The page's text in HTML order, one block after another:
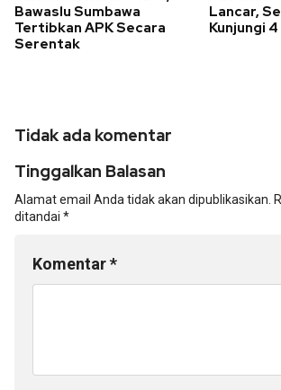
Bawaslu Sumbawa
Tertibkan APK Secara
Serentak
Lancar,
Kunjungi 4
Tidak ada komentar
Tinggalkan Balasan
Alamat email Anda tidak akan dipublikasikan.
ditandai *
Komentar*